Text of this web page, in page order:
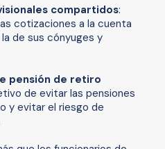
compartidos:
cotizaciones a la cuenta
de sus cónyuges y
pensión de retiro
de evitar las pensiones
y evitar el riesgo de